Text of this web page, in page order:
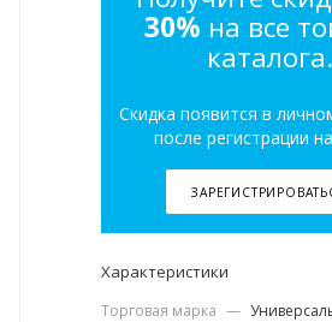
30% на все
каталога.
Скидка появится в
после регистрации
Характеристики
Торговая марка —